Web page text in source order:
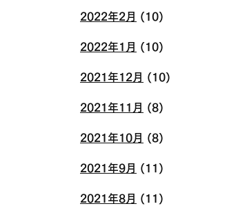
2022年2月 (10)
2022年1月 (10)
2021年12月 (10)
2021年11月 (8)
2021年10月 (8)
2021年9月 (11)
2021年8月 (11)